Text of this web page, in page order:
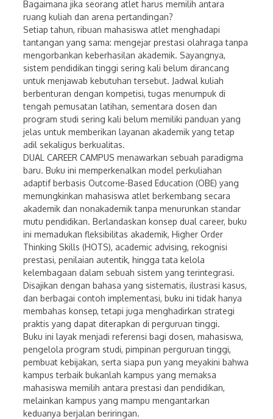
Bagaimana jika seorang atlet harus memilih antara
ruang kuliah dan arena pertandingan?
Setiap tahun, ribuan mahasiswa atlet menghadapi
tantangan yang sama: mengejar prestasi olahraga tanpa
mengorbankan keberhasilan akademik. Sayangnya,
sistem pendidikan tinggi sering kali belum dirancang
untuk menjawab kebutuhan tersebut. Jadwal kuliah
berbenturan dengan kompetisi, tugas menumpuk di
tengah pemusatan latihan, sementara dosen dan
program studi sering kali belum memiliki panduan yang
jelas untuk memberikan layanan akademik yang tetap
adil sekaligus berkualitas.
DUAL CAREER CAMPUS menawarkan sebuah paradigma
baru. Buku ini memperkenalkan model perkuliahan
adaptif berbasis Outcome-Based Education (OBE) yang
memungkinkan mahasiswa atlet berkembang secara
akademik dan nonakademik tanpa menurunkan standar
mutu pendidikan. Berlandaskan konsep dual career, buku
ini memadukan fleksibilitas akademik, Higher Order
Thinking Skills (HOTS), academic advising, rekognisi
prestasi, penilaian autentik, hingga tata kelola
kelembagaan dalam sebuah sistem yang terintegrasi.
Disajikan dengan bahasa yang sistematis, ilustrasi kasus,
dan berbagai contoh implementasi, buku ini tidak hanya
membahas konsep, tetapi juga menghadirkan strategi
praktis yang dapat diterapkan di perguruan tinggi.
Buku ini layak menjadi referensi bagi dosen, mahasiswa,
pengelola program studi, pimpinan perguruan tinggi,
pembuat kebijakan, serta siapa pun yang meyakini bahwa
kampus terbaik bukanlah kampus yang memaksa
mahasiswa memilih antara prestasi dan pendidikan,
melainkan kampus yang mampu mengantarkan
keduanya berjalan beriringan.